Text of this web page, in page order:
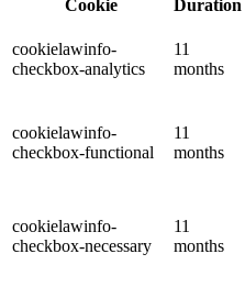
Cookie
Duration
cookielawinfo-
checkbox-analytics
11
months
cookielawinfo-
checkbox-functional
11
months
cookielawinfo-
checkbox-necessary
11
months